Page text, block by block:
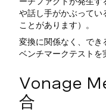
や話し手がかぶってい
ことがあります）。
変換に関係なく、でき
ベンチマークテストを
Vonage
合